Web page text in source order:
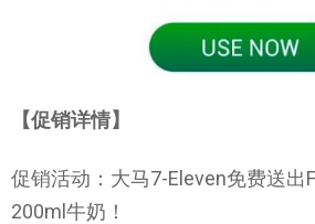
【促销详情】
促销活动：大马7-Eleven免费送出
200ml牛奶！